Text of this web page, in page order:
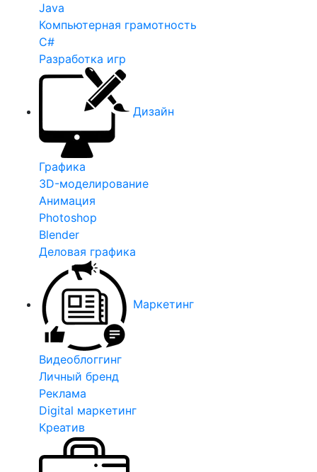
Java
Компьютерная грамотность
C#
Разработка игр
Дизайн
Графика
3D-моделирование
Анимация
Photoshop
Blender
Деловая графика
Маркетинг
Видеоблоггинг
Личный бренд
Реклама
Digital маркетинг
Креатив